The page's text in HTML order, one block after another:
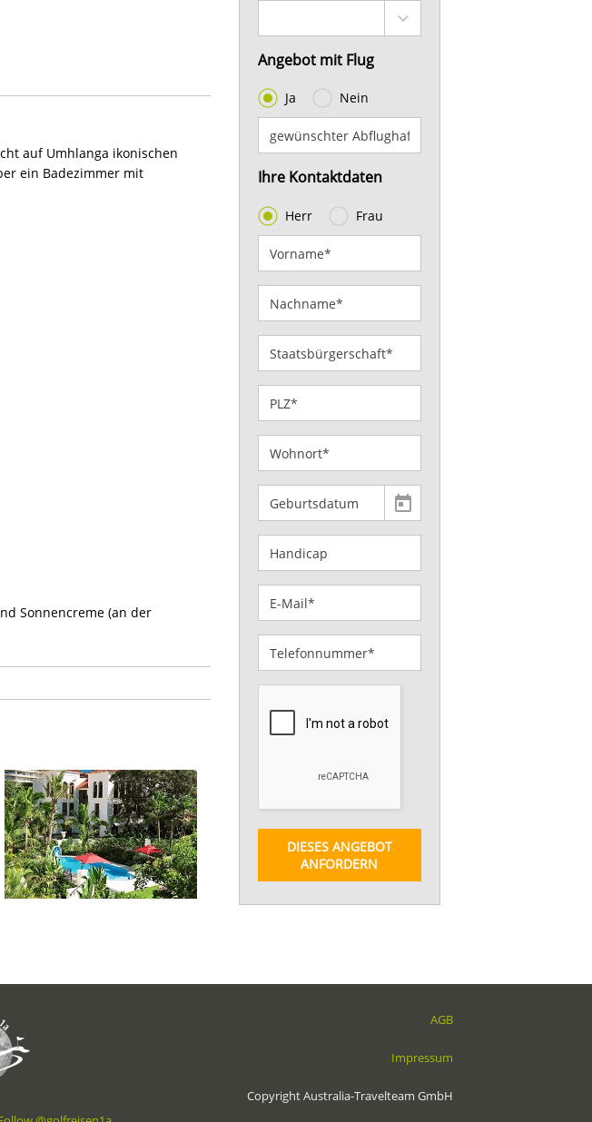
auf Umhlanga ikonischen
ein Badezimmer mit
Sonnencreme (an der
Angebot mit Flug
Ja Nein
Ihre Kontaktdaten
Herr Frau
DIESES ANGEBOT
ANFORDERN
AGB
Impressum
Copyright Australia-Travelteam GmbH